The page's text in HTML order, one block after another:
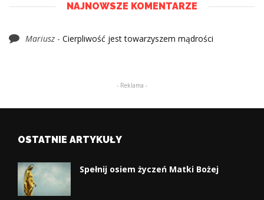
NAJNOWSZE KOMENTARZE
Mariusz - Cierpliwość jest towarzyszem mądrości
- Reklama -
OSTATNIE ARTYKUŁY
Spełnij osiem życzeń Matki Bożej